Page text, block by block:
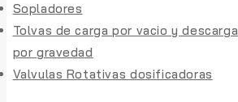
Sopladores
Tolvas de carga por vacio y descarga
por gravedad
Valvulas Rotativas dosificadoras